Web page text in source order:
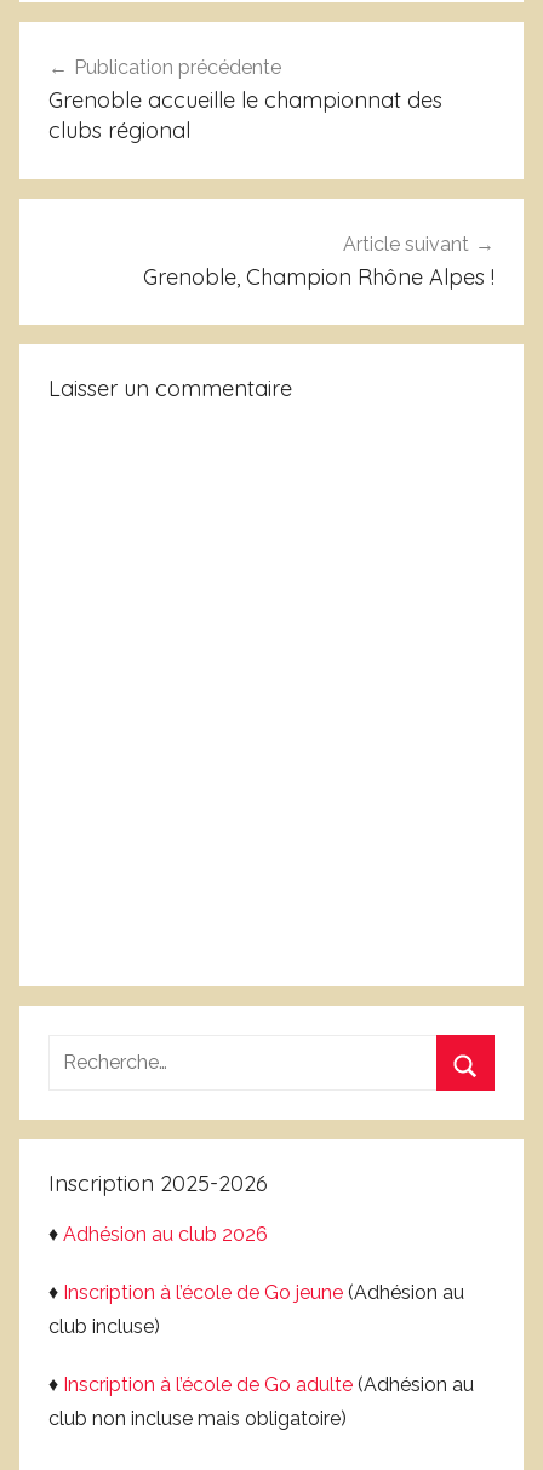
n
c
de
l’article
Publication précédente
Grenoble accueille le championnat des
clubs régional
Article suivant
Grenoble, Champion Rhône Alpes !
Laisser un commentaire
Recherche
:
Inscription 2025-2026
♦ Adhésion au club 2026
♦ Inscription à l’école de Go jeune (Adhésion au
club incluse)
♦ Inscription à l’école de Go adulte (Adhésion au
club non incluse mais obligatoire)